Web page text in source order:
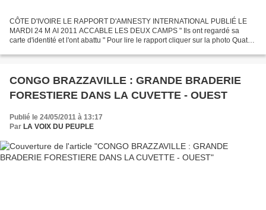
CÔTE D'IVOIRE LE RAPPORT D'AMNESTY INTERNATIONAL PUBLIÉ LE
MARDI 24 M AI 2011 ACCABLE LES DEUX CAMPS " Ils ont regardé sa
carte d'identité et l'ont abattu " Pour lire le rapport cliquer sur la photo Quatre
CONGO BRAZZAVILLE : GRANDE BRADERIE
FORESTIERE DANS LA CUVETTE - OUEST
Publié le 24/05/2011 à 13:17
Par LA VOIX DU PEUPLE